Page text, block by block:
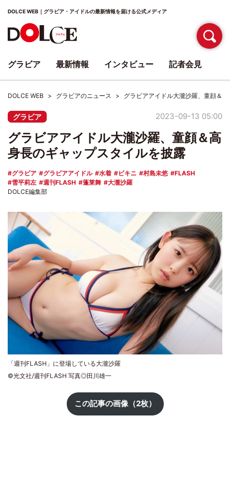
DOLCE WEB｜グラビア・アイドルの最新情報を届ける公式メディア
DOLCE WEB グラビアのニュース グラビアアイドル大瀧沙羅、童顔＆
グラビア 2023-09-13 05:00
グラビアアイドル大瀧沙羅、童顔＆高
身長のギャップスタイルを披露
グラビア グラビアアイドル 水着 ビキニ 村島未悠
FLASH
雪平莉左
週刊FLASH 蓬莱舞
大瀧沙羅
DOLCE編集部
「週刊FLASH」に登場している大瀧沙羅
©光文社/週刊FLASH 写真◎田川雄一
この記事の画像（2枚）
グラビア 最新情報 インタビュー 記者会見